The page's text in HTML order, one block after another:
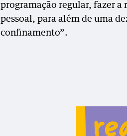
programação regular, fazer a
pessoal, para além de uma
confinamento”.